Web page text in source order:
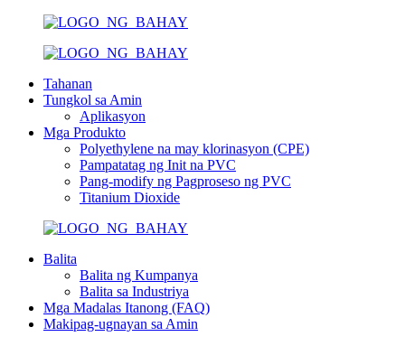
Tahanan
Tungkol sa Amin
Aplikasyon
Mga Produkto
Polyethylene na may klorinasyon (CPE)
Pampatatag ng Init na PVC
Pang-modify ng Pagproseso ng PVC
Titanium Dioxide
Balita
Balita ng Kumpanya
Balita sa Industriya
Mga Madalas Itanong (FAQ)
Makipag-ugnayan sa Amin